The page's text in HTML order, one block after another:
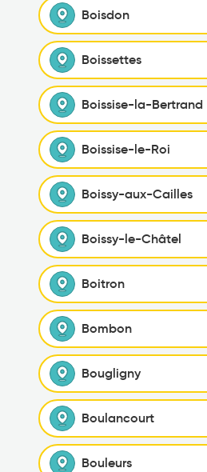
Boisdon
Boissettes
Boissise-la-Bertrand
Boissise-le-Roi
Boissy-aux-Cailles
Boissy-le-Châtel
Boitron
Bombon
Bougligny
Boulancourt
Bouleurs